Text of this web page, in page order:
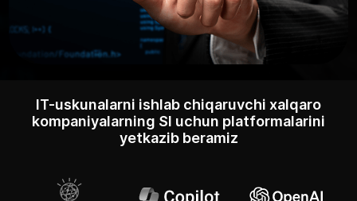
IT-uskunalarni ishlab chiqaruvchi xalqaro
kompaniyalarning SI uchun platformalarini
yetkazib beramiz